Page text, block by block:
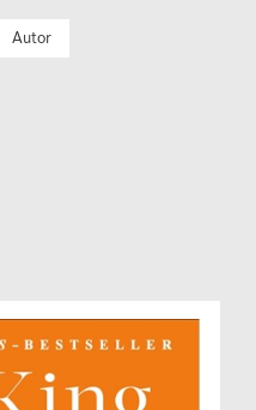
Autor